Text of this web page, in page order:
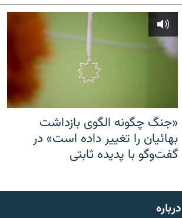
«جنگ چگونه الگوی بازداشت
بهائیان را تغییر داده است» در
گفت‌وگو با پدیده ثابتی
درباره